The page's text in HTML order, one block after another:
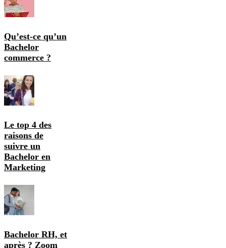
Qu’est-ce qu’un
Bachelor
commerce ?
Le top 4 des
raisons de
suivre un
Bachelor en
Marketing
Bachelor RH, et
après ? Zoom